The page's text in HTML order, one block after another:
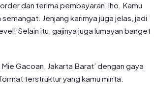
dan terima pembayaran, lho. Kamu
Jenjang karirnya juga jelas, jadi
Selain itu, gajinya juga lumayan banget
Gacoan, Jakarta Barat’ dengan gaya
terstruktur yang kamu minta: